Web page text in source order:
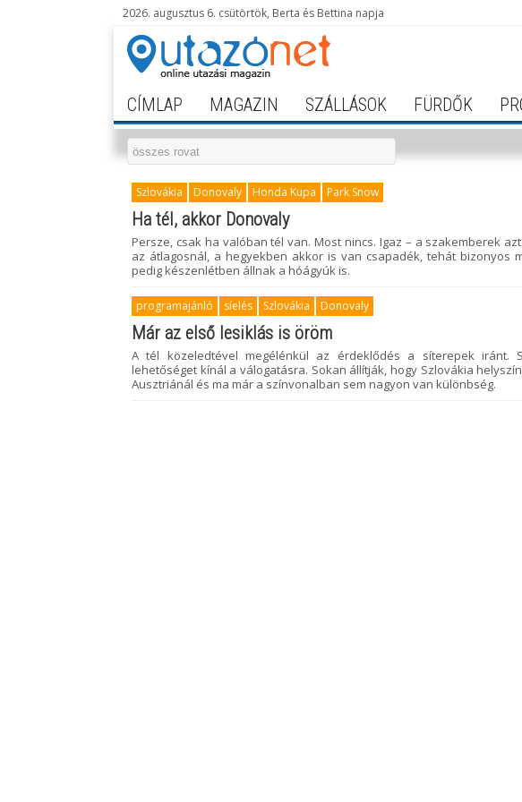
2026. augusztus 6. csütörtök, Berta és Bettina napja
CÍMLAP MAGAZIN SZÁLLÁSOK FÜRDŐK
Szlovákia Donovaly Honda Kupa Park Snow
Ha tél, akkor Donovaly
Persze, csak ha valóban tél van. Most nincs. Igaz – a szakemberek
az átlagosnál, a hegyekben akkor is van csapadék, tehát bizonyos
pedig készenlétben állnak a hóágyúk is.
programajánló síelés Szlovákia Donovaly
Már az első lesiklás is öröm
A tél közeledtével megélénkül az érdeklődés a síterepek iránt.
lehetőséget kínál a válogatásra. Sokan állítják, hogy Szlovákia
Ausztriánál és ma már a színvonalban sem nagyon van különbség.